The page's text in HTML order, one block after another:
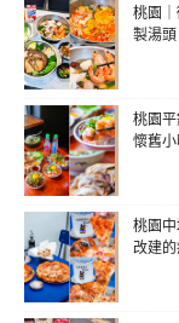
桃園
製湯
桃園
懷舊
桃園
改建